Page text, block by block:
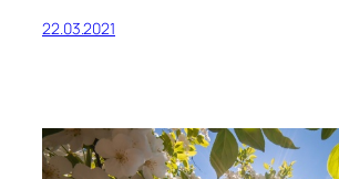
22.03.2021